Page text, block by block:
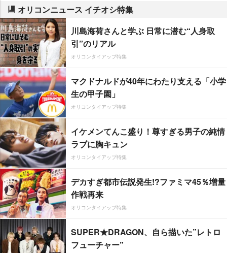
オリコンニュース イチオシ特集
川島海荷さんと学ぶ 日常に潜む“人身取
引”のリアル
オリコンタイアップ特集
マクドナルドが40年にわたり支える「小学
生の甲子園」
オリコンタイアップ特集
イケメンてんこ盛り！尊すぎる男子の純情
ラブに胸キュン
オリコンタイアップ特集
デカすぎ都市伝説発生!?ファミマ45％増量
作戦再来
オリコンタイアップ特集
SUPER★DRAGON、自ら描いた”レトロ
フューチャー”